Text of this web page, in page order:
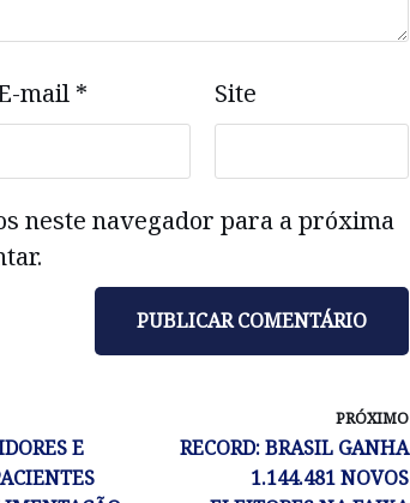
mail * Site
neste navegador para a próxima
E
PRÓXIMO
RECORD: BRASIL GANHA
1.144.481 NOVOS